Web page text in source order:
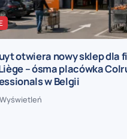
otwiera nowy sklep dla
– ósma placówka
w Belgii
Wyświetleń